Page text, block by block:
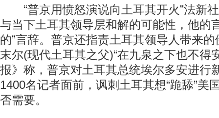
“普京用愤怒演说向土耳其开火”法新
与当下土耳其领导层和解的可能性，他的
的”言辞。普京还指责土耳其领导人带来
末尔(现代土耳其之父)“在九泉之下也不得
报》称，普京对土耳其总统埃尔多安进行
1400名记者面前，讽刺土耳其想“跪舔”美
否需要。